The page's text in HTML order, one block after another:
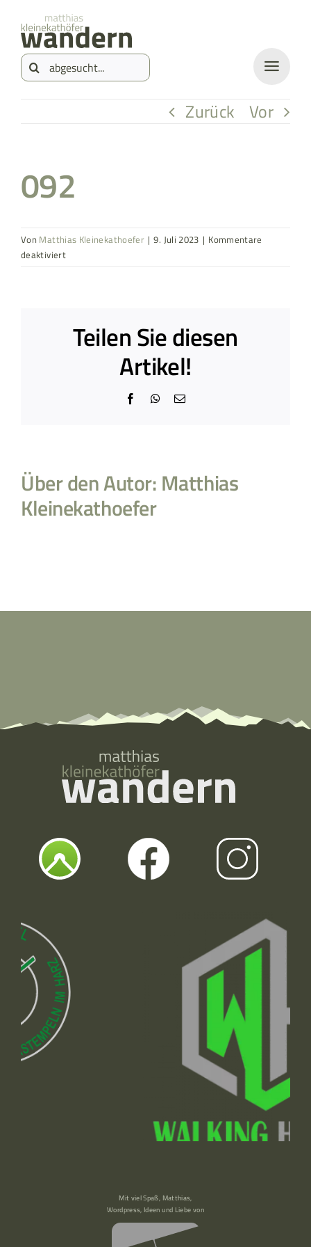
springen
Inhalt
springen
Suche
Zurück Vor
092
Von Matthias Kleinekathoefer | 9. Juli 2023 | Kommentare
deaktiviertfür
Teilen Sie diesen
Artikel!
Facebook
WhatsApp
E-
Über den Autor:Matthias
Kleinekathoefer
Mit viel Spaß, Matthias,